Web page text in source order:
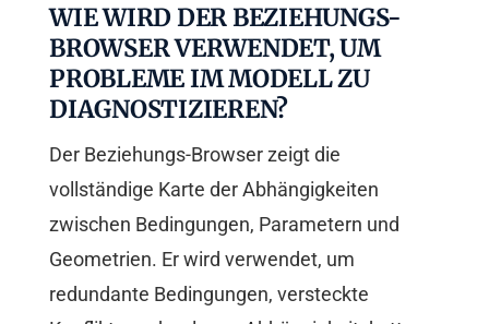
WIE WIRD DER BEZIEHUNGS-
BROWSER VERWENDET, UM
PROBLEME IM MODELL ZU
DIAGNOSTIZIEREN?
Der Beziehungs-Browser zeigt die
vollständige Karte der Abhängigkeiten
zwischen Bedingungen, Parametern und
Geometrien. Er wird verwendet, um
redundante Bedingungen, versteckte